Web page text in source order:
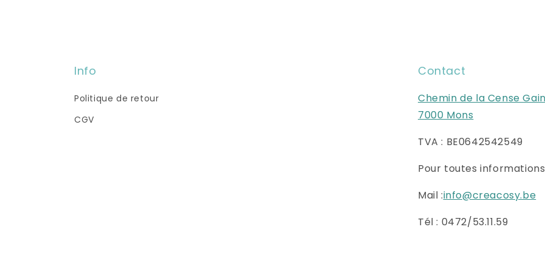
Info
Politique de retour
CGV
Contact
Chemin de la Cense Gain
7000 Mons
TVA : BE0642542549
Pour toutes
Mail :info@creacosy.be
Tél : 0472/53.11.59